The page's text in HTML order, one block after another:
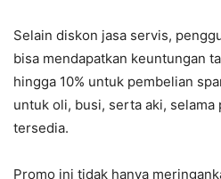
Selain diskon jasa servis,
bisa mendapatkan keuntungan
hingga 10% untuk pembelian
untuk oli, busi, serta aki, selama
tersedia.
Promo ini tidak hanya